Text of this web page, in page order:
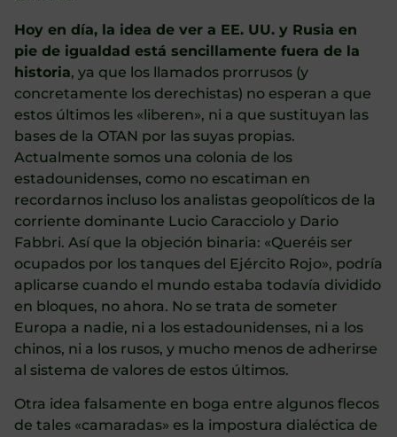
Hoy en día, la idea de ver a EE. UU. y Rusia en
pie de igualdad está sencillamente fuera de la
historia, ya que los llamados prorrusos (y
concretamente los derechistas) no esperan a que
estos últimos les «liberen», ni a que sustituyan las
bases de la OTAN por las suyas propias.
Actualmente somos una colonia de los
estadounidenses, como no escatiman en
recordarnos incluso los analistas geopolíticos de la
corriente dominante Lucio Caracciolo y Dario
Fabbri. Así que la objeción binaria: «Queréis ser
ocupados por los tanques del Ejército Rojo», podría
aplicarse cuando el mundo estaba todavía dividido
en bloques, no ahora. No se trata de someter
Europa a nadie, ni a los estadounidenses, ni a los
chinos, ni a los rusos, y mucho menos de adherirse
al sistema de valores de estos últimos.
Otra idea falsamente en boga entre algunos flecos
de tales «camaradas» es la impostura dialéctica de